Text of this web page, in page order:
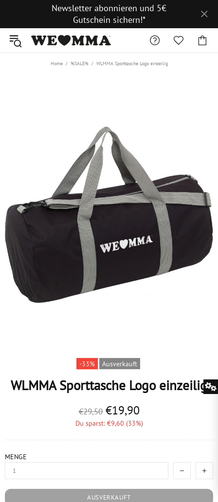
Newsletter abonnieren und 5€
Gutschein sichern!*
Home %SALE% WLMMA Sporttasche Logo einzeilig
-33% Ausverkauft
WLMMA Sporttasche Logo einzeilig
€29,50 €19,90
Du sparst: €9,60 (33%)
MENGE
AUSVERKAUFT